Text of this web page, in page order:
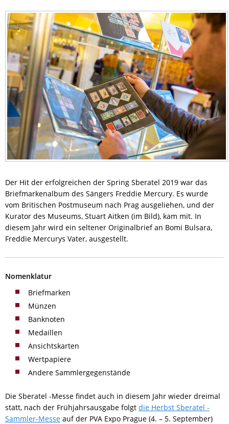
Der Hit der erfolgreichen der Spring Sberatel 2019 war das
Briefmarkenalbum des Sängers Freddie Mercury. Es wurde
vom Britischen Postmuseum nach Prag ausgeliehen, und der
Kurator des Museums, Stuart Aitken (im Bild), kam mit. In
diesem Jahr wird ein seltener Originalbrief an Bomi Bulsara,
Freddie Mercurys Vater, ausgestellt.
Nomenklatur
Briefmarken
Münzen
Banknoten
Medaillen
Ansichtskarten
Wertpapiere
Andere Sammlergegenstände
Die Sberatel -Messe findet auch in diesem Jahr wieder dreimal
statt, nach der Frühjahrsausgabe folgt die Herbst Sberatel -
Sammler-Messe auf der PVA Expo Prague (4. – 5. September)